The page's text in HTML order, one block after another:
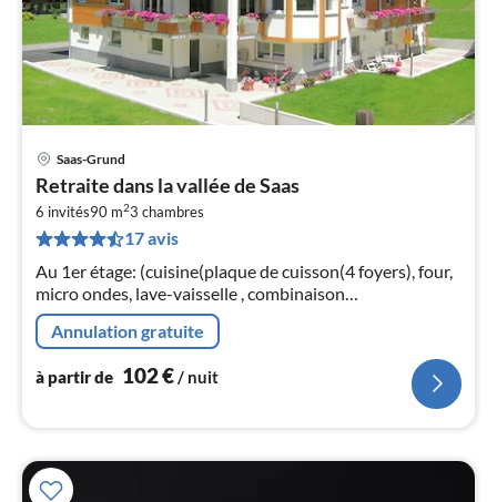
Saas-Grund
Retraite dans la vallée de Saas
6 invités90 m23 chambres
17 avis
Au 1er étage: (cuisine(plaque de cuisson(4 foyers), four,
micro ondes, lave-vaisselle , combinaison
réfrigérateur/congélateur), salle à manger-
salon(TV(satellite)
Annulation gratuite
à partir de 102€/ nuit